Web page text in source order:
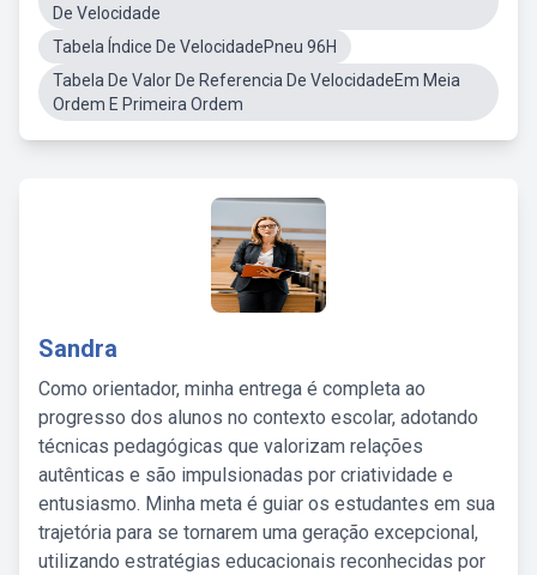
De Velocidade
Tabela Índice De VelocidadePneu 96H
Tabela De Valor De Referencia De VelocidadeEm Meia
Ordem E Primeira Ordem
Sandra
Como orientador, minha entrega é completa ao
progresso dos alunos no contexto escolar, adotando
técnicas pedagógicas que valorizam relações
autênticas e são impulsionadas por criatividade e
entusiasmo. Minha meta é guiar os estudantes em sua
trajetória para se tornarem uma geração excepcional,
utilizando estratégias educacionais reconhecidas por